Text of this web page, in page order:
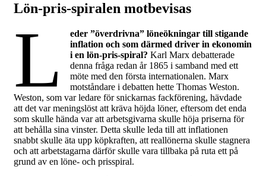
Lön-pris-spiralen motbevisas
L
eder ”överdrivna” löneökningar till stigande
inflation och som därmed driver in ekonomin
i en lön-pris-spiral?Karl Marx debatterade
denna fråga redan år 1865 i samband med ett
möte med den första internationalen. Marx
motståndare i debatten hette Thomas Weston.
Weston, som var ledare för snickarnas fackförening, hävdade
att det var meningslöst att kräva höjda löner, eftersom det enda
som skulle hända var att arbetsgivarna skulle höja priserna för
att behålla sina vinster. Detta skulle leda till att inflationen
snabbt skulle äta upp köpkraften, att reallönerna skulle stagnera
och att arbetstagarna därför skulle vara tillbaka på ruta ett på
grund av en löne- och prisspiral.